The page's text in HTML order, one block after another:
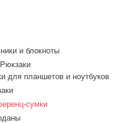
и блокноты
для планшетов и ноутбуков
сумки